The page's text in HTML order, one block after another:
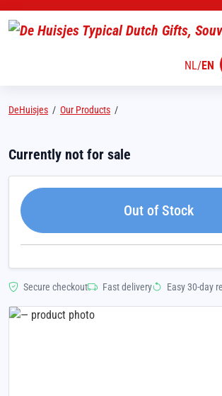
NL/EN
DeHuisjes / Our Products /
Currently not for sale
Out of Stock
Secure checkout Fast delivery Easy 30-day